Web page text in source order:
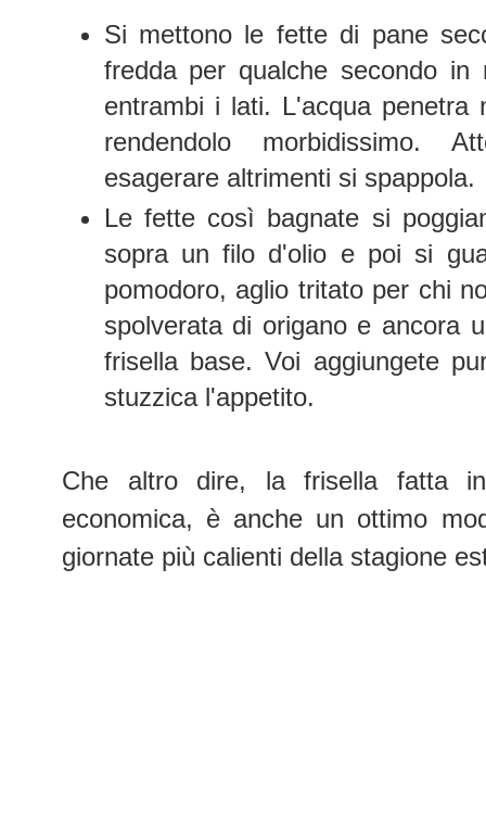
Si mettono le fette di pane
fredda per qualche secondo
entrambi i lati. L'acqua penetra
rendendolo morbidissimo.
esagerare altrimenti si spappola.
Le fette così bagnate si
sopra un filo d'olio e poi si
pomodoro, aglio tritato per chi
spolverata di origano e ancora
frisella base. Voi aggiungete
stuzzica l'appetito.
Che altro dire, la frisella fatta
economica, è anche un ottimo
giornate più calienti della stagione